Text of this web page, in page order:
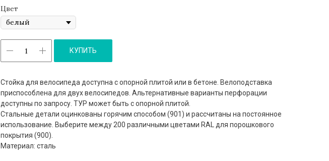
Цвет
КУПИТЬ
Стойка для велосипеда доступна с опорной плитой или в бетоне. Велоподставка
приспособлена для двух велосипедов. Альтернативные варианты перфорации
доступны по запросу. ТУР может быть с опорной плитой.
Стальные детали оцинкованы горячим способом (901) и рассчитаны на постоянное
использование. Выберите между 200 различными цветами RAL для порошкового
покрытия (900).
Материал: сталь